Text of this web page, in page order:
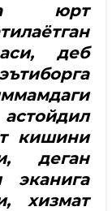
юрт
деб
кишини
деган
эканига
хизмат